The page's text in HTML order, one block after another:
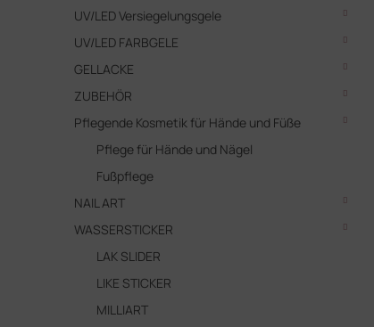
l
i
s
t
UV/LED Versiegelungsgele
UV/LED FARBGELE
GELLACKE
ZUBEHÖR
Pflegende Kosmetik für Hände und Füße
Pflege für Hände und Nägel
Fußpflege
NAIL ART
WASSERSTICKER
LAK SLIDER
LIKE STICKER
MILLIART